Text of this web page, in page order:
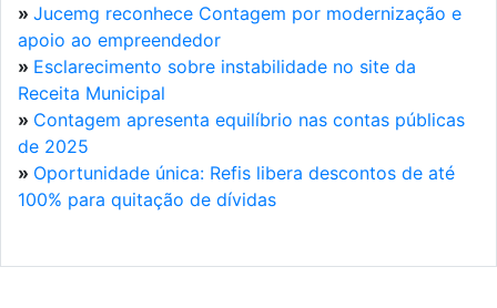
» Jucemg reconhece Contagem por modernização e
apoio ao empreendedor
» Esclarecimento sobre instabilidade no site da
Receita Municipal
» Contagem apresenta equilíbrio nas contas públicas
de 2025
» Oportunidade única: Refis libera descontos de até
100% para quitação de dívidas